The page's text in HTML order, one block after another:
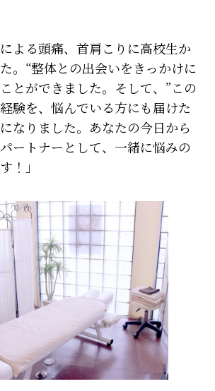
による頭痛、首肩こりに高校生か
。“整体との出会いをきっかけに
とができました。そして、”この
験を、悩んでいる方にも届けた
なりました。あなたの今日から
ートナーとして、一緒に悩みの
！」